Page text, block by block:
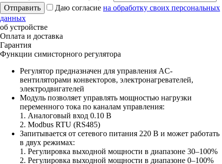
Отправить
Даю согласие на обработку своих персональных
данных
об устройстве
Оплата и доставка
Гарантия
Функции симисторного регулятора
Регулятор предназначен для управления AC-
вентиляторами конвекторов, электронагревателей,
электродвигателей
Модуль позволяет управлять мощностью нагрузки
переменного тока по каналам управления:
1. Аналоговый вход 0.10 В
2. Modbus RTU (RS485)
Запитывается от сетевого питания 220 В и может работать
в двух режимах:
1. Регулировка выходной мощности в диапазоне 30–100%
2. Регулировка выходной мощности в диапазоне 0–100%